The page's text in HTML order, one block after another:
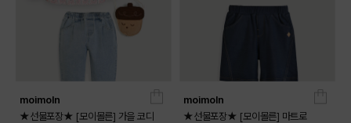
moimoln
★선물포장★ [모이몰른] 가을 코디
moimoln
★선물포장★ [모이몰른] 마트로